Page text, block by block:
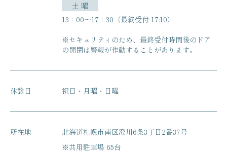
土 曜
13：00〜17：30（最終受付 17:10）
※セキュリティのため、最終受付時間後のドア
の開閉は警報が作動することがあります。
休診日 祝日・月曜・日曜
所在地
北海道札幌市南区澄川6条3丁目2番37号
※共用駐車場 65台